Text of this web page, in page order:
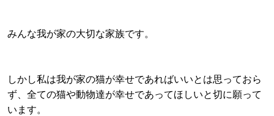
みんな我が家の大切な家族です。
しかし私は我が家の猫が幸せであればいいとは思っておら
ず、全ての猫や動物達が幸せであってほしいと切に願って
います。